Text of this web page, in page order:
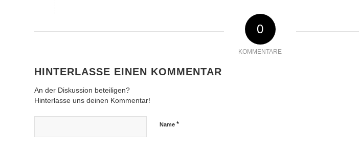
0
KOMMENTARE
HINTERLASSE EINEN KOMMENTAR
An der Diskussion beteiligen?
Hinterlasse uns deinen Kommentar!
Name *